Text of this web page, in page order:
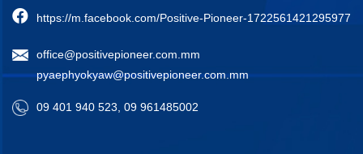
https://m.facebook.com/Positive-Pioneer-1722561421295977
office@positivepioneer.com.mm
pyaephyokyaw@positivepioneer.com.mm
09 401 940 523, 09 961485002